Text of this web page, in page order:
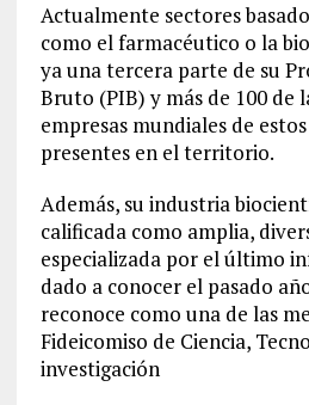
Actualmente sectores
como el farmacéutico o la
ya una tercera parte de su
Bruto (PIB) y más de 100 de
empresas mundiales de
presentes en el territorio.
Además, su industria
calificada como amplia,
especializada por el último
dado a conocer el pasado
reconoce como una de las
Fideicomiso de Ciencia,
investigación